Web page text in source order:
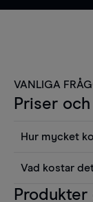
VANLIGA
Priser
Hur mycket
använda
Vad kostar
Det är en rad